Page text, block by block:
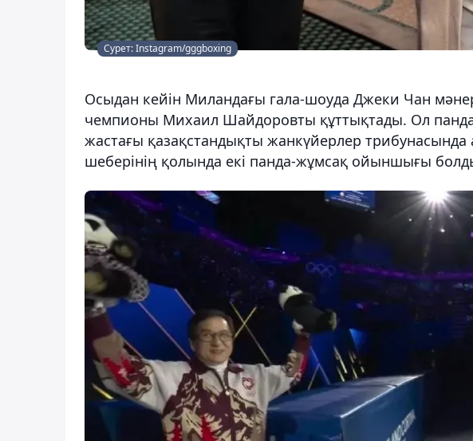
Сурет: Instagram/gggboxing
Осыдан кейін Миландағы гала-шоуда Джеки Чан
чемпионы Михаил Шайдоровты құттықтады. Ол
жастағы қазақстандықты жанкүйерлер трибунасында
шеберінің қолында екі панда-жұмсақ ойыншығы